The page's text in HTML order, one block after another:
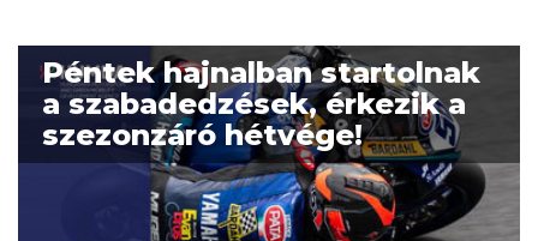
Péntek hajnalban startolnak
a szabadedzések, érkezik a
szezonzáró hétvége!